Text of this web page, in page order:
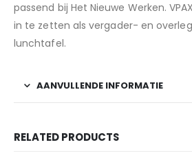
passend bij Het Nieuwe Werken.
in te zetten als vergader- en
lunchtafel.
AANVULLENDE INFORMATIE
RELATED PRODUCTS